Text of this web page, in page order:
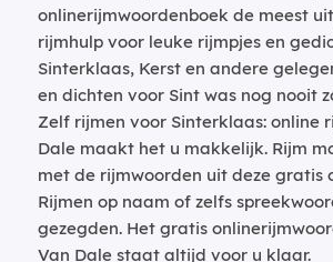
onlinerijmwoordenboek de meest
rijmhulp voor leuke rijmpjes en
Sinterklaas, Kerst en andere
en dichten voor Sint was nog nooit
Zelf rijmen voor Sinterklaas: online
Dale maakt het u makkelijk. Rijm
met de rijmwoorden uit deze gratis
Rijmen op naam of zelfs
gezegden. Het gratis
Van Dale staat altijd voor u klaar.